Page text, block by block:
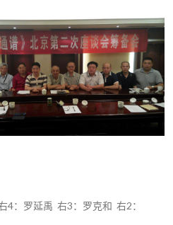
4：罗延禹 右3：罗克和 右2：